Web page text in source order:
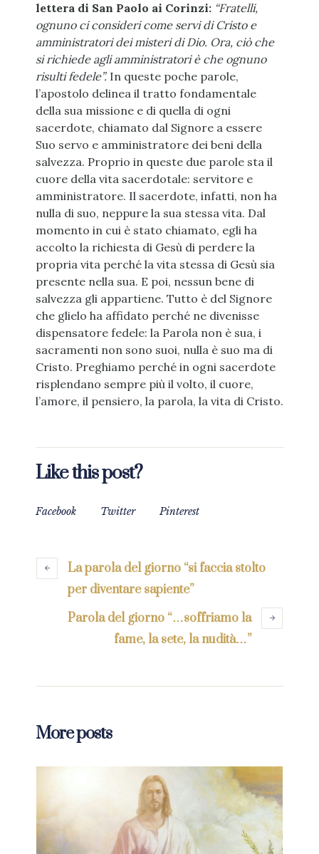
lettera di San Paolo ai Corinzi: “Fratelli,
ognuno ci consideri come servi di Cristo e
amministratori dei misteri di Dio. Ora, ciò che
si richiede agli amministratori è che ognuno
risulti fedele”.In queste poche parole,
l’apostolo delinea il tratto fondamentale
della sua missione e di quella di ogni
sacerdote, chiamato dal Signore a essere
Suo servo e amministratore dei beni della
salvezza. Proprio in queste due parole sta il
cuore della vita sacerdotale: servitore e
amministratore. Il sacerdote, infatti, non ha
nulla di suo, neppure la sua stessa vita. Dal
momento in cui è stato chiamato, egli ha
accolto la richiesta di Gesù di perdere la
propria vita perché la vita stessa di Gesù sia
presente nella sua. E poi, nessun bene di
salvezza gli appartiene. Tutto è del Signore
che glielo ha affidato perché ne divenisse
dispensatore fedele: la Parola non è sua, i
sacramenti non sono suoi, nulla è suo ma di
Cristo. Preghiamo perché in ogni sacerdote
risplendano sempre più il volto, il cuore,
l’amore, il pensiero, la parola, la vita di Cristo.
Like this post?
Facebook Twitter Pinterest
La parola del giorno “si faccia stolto
per diventare sapiente”
Parola del giorno “…soffriamo la
fame, la sete, la nudità…”
More posts